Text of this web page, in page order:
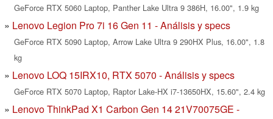
GeForce RTX 5060 Laptop, Panther Lake Ultra 9 386H, 16.00", 1.9 kg
Lenovo Legion Pro 7i 16 Gen 11 - Análisis y specs
GeForce RTX 5090 Laptop, Arrow Lake Ultra 9 290HX Plus, 16.00", 1.8
kg
Lenovo LOQ 15IRX10, RTX 5070 - Análisis y specs
GeForce RTX 5070 Laptop, Raptor Lake-HX i7-13650HX, 15.60", 2.4 kg
Lenovo ThinkPad X1 Carbon Gen 14 21V70075GE -